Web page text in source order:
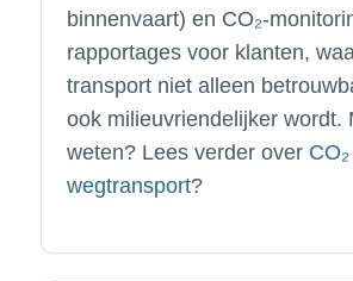
binnenvaart) en CO₂-
rapportages voor klanten,
transport niet alleen
ook milieuvriendelijker wordt.
weten? Lees verder over
wegtransport?